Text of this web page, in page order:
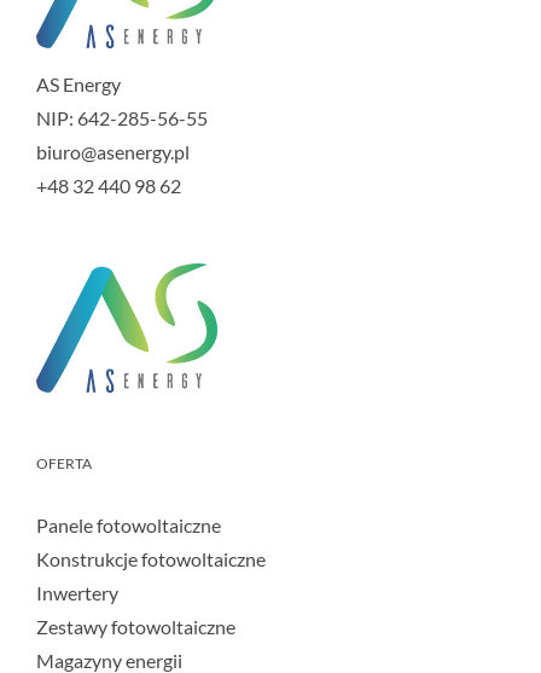
AS Energy
NIP: 642-285-56-55
biuro@asenergy.pl
+48 32 440 98 62
OFERTA
Panele fotowoltaiczne
Konstrukcje fotowoltaiczne
Inwertery
Zestawy fotowoltaiczne
Magazyny energii